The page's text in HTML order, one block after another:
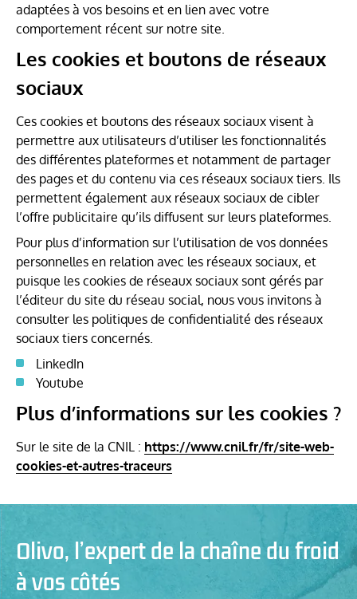
adaptées à vos besoins et en lien avec votre
comportement récent sur notre site.
Les cookies et boutons de réseaux
sociaux
Ces cookies et boutons des réseaux sociaux visent à
permettre aux utilisateurs d’utiliser les fonctionnalités
des différentes plateformes et notamment de partager
des pages et du contenu via ces réseaux sociaux tiers. Ils
permettent également aux réseaux sociaux de cibler
l’offre publicitaire qu’ils diffusent sur leurs plateformes.
Pour plus d’information sur l’utilisation de vos données
personnelles en relation avec les réseaux sociaux, et
puisque les cookies de réseaux sociaux sont gérés par
l’éditeur du site du réseau social, nous vous invitons à
consulter les politiques de confidentialité des réseaux
sociaux tiers concernés.
LinkedIn
Youtube
Plus d’informations sur les cookies ?
Sur le site de la CNIL : https://www.cnil.fr/fr/site-web-
cookies-et-autres-traceurs
Olivo, l’expert de la chaîne du froid
à vos côtés